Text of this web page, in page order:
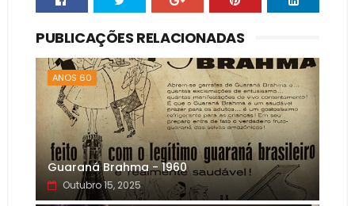
PUBLICAÇÕES RELACIONADAS
ANOS 60
Guaraná Brahma - 1960
Outubro 15, 2025